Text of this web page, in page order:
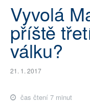
ARCHIV
ROZHOVORY
TÉMATA
NEJČTENĚJŠÍ ZA 7 DNÍ
Vyvolá
příště
válku?
21. 1. 2017
čas čtení 7 minut